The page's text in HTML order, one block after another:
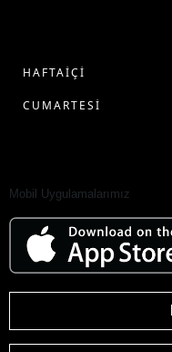
HAFTAİÇİ
CUMARTESİ
Mobil Uygulamalarımız